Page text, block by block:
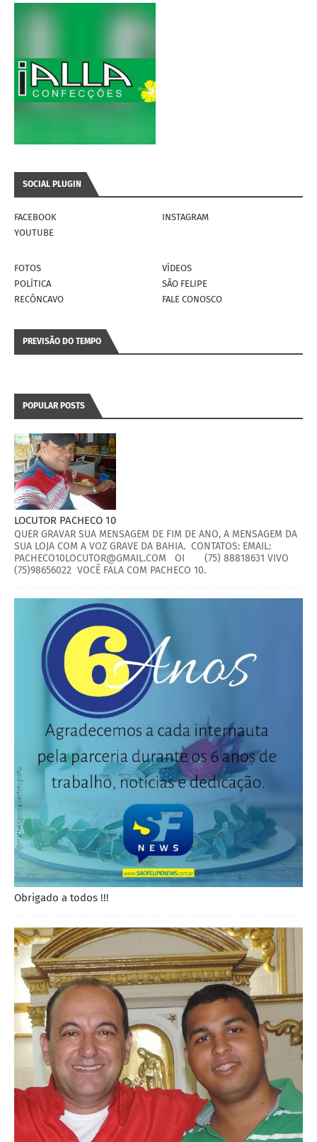
SOCIAL PLUGIN
FACEBOOK
INSTAGRAM
YOUTUBE
FOTOS
VÍDEOS
POLÍTICA
SÃO FELIPE
RECÔNCAVO
FALE CONOSCO
PREVISÃO DO TEMPO
POPULAR POSTS
LOCUTOR PACHECO 10
QUER GRAVAR SUA MENSAGEM DE FIM DE ANO, A MENSAGEM DA
SUA LOJA COM A VOZ GRAVE DA BAHIA. CONTATOS: EMAIL:
PACHECO10LOCUTOR@GMAIL.COM OI (75) 88818631 VIVO
(75)98656022 VOCÊ FALA COM PACHECO 10.
Obrigado a todos !!!